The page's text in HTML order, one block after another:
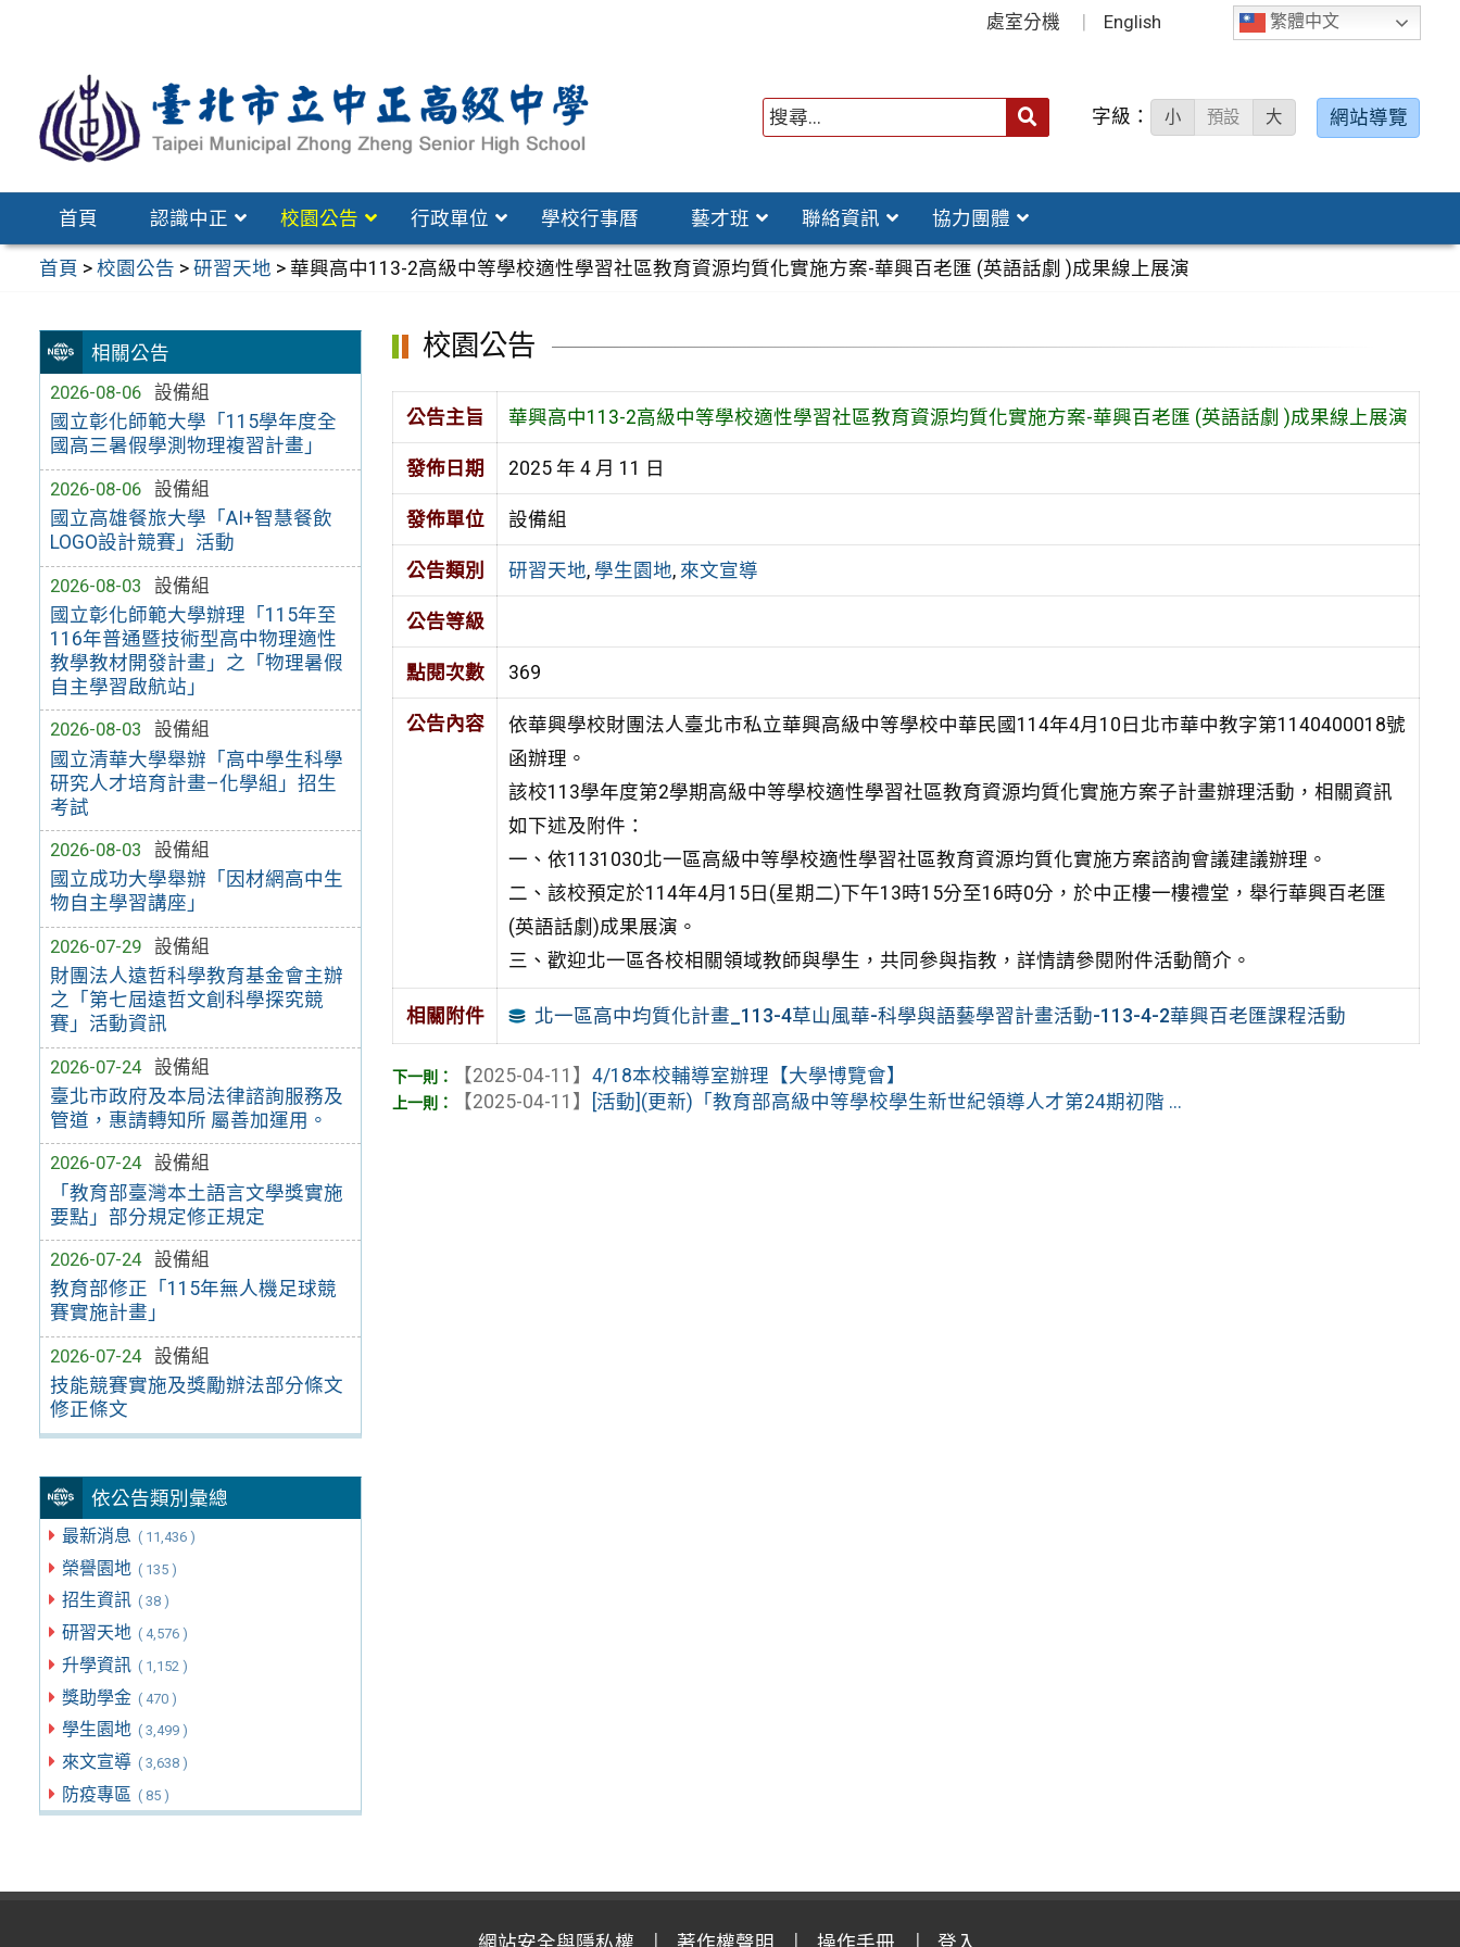
區
繁體中文
處室分機 English
字級： 小 預設 大 網站導覽
首頁 認識中正 校園公告 行政單位 學校行事曆 藝才班 聯絡資訊 協力團體
首頁 >校園公告 >研習天地 >華興高中113-2高級中等學校適性學習社區教育資源均質化實施方案-華興百老匯 (英語話劇 )成果線上展演
相關公告
2026-08-06
設備組
國立彰化師範大學「115學年度全
國高三暑假學測物理複習計畫」
2026-08-06
設備組
國立高雄餐旅大學「AI+智慧餐飲
LOGO設計競賽」活動
2026-08-03
設備組
國立彰化師範大學辦理「115年至
116年普通暨技術型高中物理適性
教學教材開發計畫」之「物理暑假
自主學習啟航站」
2026-08-03
設備組
國立清華大學舉辦「高中學生科學
研究人才培育計畫–化學組」招生
考試
2026-08-03
設備組
國立成功大學舉辦「因材網高中生
物自主學習講座」
2026-07-29
設備組
財團法人遠哲科學教育基金會主辦
之「第七屆遠哲文創科學探究競
賽」活動資訊
2026-07-24
設備組
臺北市政府及本局法律諮詢服務及
管道，惠請轉知所 屬善加運用。
2026-07-24
設備組
「教育部臺灣本土語言文學獎實施
要點」部分規定修正規定
2026-07-24
設備組
教育部修正「115年無人機足球競
賽實施計畫」
2026-07-24
設備組
技能競賽實施及獎勵辦法部分條文
修正條文
依公告類別彙總
最新消息 ( 11,436 )
榮譽園地 ( 135 )
招生資訊 ( 38 )
研習天地 ( 4,576 )
升學資訊 ( 1,152 )
獎助學金 ( 470 )
學生園地 ( 3,499 )
來文宣導 ( 3,638 )
防疫專區 ( 85 )
校園公告
公告主旨 華興高中113-2高級中等學校適性學習社區教育資源均質化實施方案-華興百老匯 (英語話劇 )成果線上展演
發佈日期 2025 年 4 月 11 日
發佈單位 設備組
公告類別 研習天地, 學生園地, 來文宣導
公告等級
點閱次數 369
公告內容
依華興學校財團法人臺北市私立華興高級中等學校中華民國114年4月10日北市華中教字第1140400018號
函辦理。
該校113學年度第2學期高級中等學校適性學習社區教育資源均質化實施方案子計畫辦理活動，相關資訊
如下述及附件：
一、依1131030北一區高級中等學校適性學習社區教育資源均質化實施方案諮詢會議建議辦理。
二、該校預定於114年4月15日(星期二)下午13時15分至16時0分，於中正樓一樓禮堂，舉行華興百老匯
(英語話劇)成果展演。
三、歡迎北一區各校相關領域教師與學生，共同參與指教，詳情請參閱附件活動簡介。
相關附件 北一區高中均質化計畫_113-4草山風華-科學與語藝學習計畫活動-113-4-2華興百老匯課程活動
【2025-04-11】4/18本校輔導室辦理【大學博覽會】
【2025-04-11】
[活動](更新)「教育部高級中等學校學生新世紀領導人才第24期初階 ...